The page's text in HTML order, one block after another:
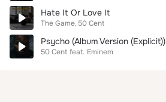
Hate It Or Love It
The Game 50 Cent
Psycho (Album Version (Explicit))
50 Cent feat. Eminem